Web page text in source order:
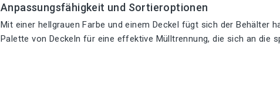
Anpassungsfähigkeit und Sortieroptionen
Mit einer hellgrauen Farbe und einem Deckel fügt sich der Behälter
Palette von Deckeln für eine effektive Mülltrennung, die sich an die